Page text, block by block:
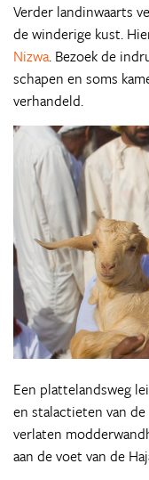
Verder landinwaarts
de winderige kust.
Nizwa. Bezoek de
schapen en soms
verhandeld.
Een plattelandsweg
en stalactieten van
verlaten
aan de voet van de